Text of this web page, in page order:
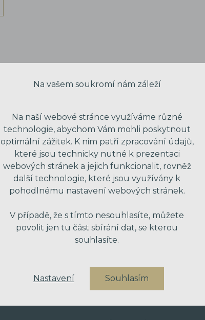
VAŠE JMÉNO
VÁŠ EMAIL
VÁŠ TELEFON
Na vašem soukromí nám záleží
Na naší webové stránce využíváme různé
technologie, abychom Vám mohli poskytnout
optimální zážitek. K nim patří zpracování údajů,
které jsou technicky nutné k prezentaci
webových stránek a jejich funkcionalit, rovněž
další technologie, které jsou využívány k
pohodlnému nastavení webových stránek.
V případě, že s tímto nesouhlasíte, můžete
povolit jen tu část sbírání dat, se kterou
souhlasíte.
Nastavení Souhlasím